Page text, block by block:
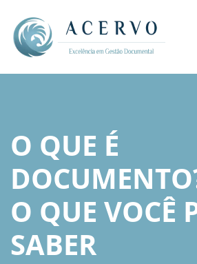
O QUE É
O QUE VOCÊ
SABER